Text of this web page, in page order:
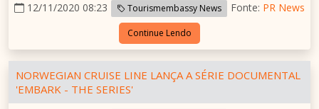
12/11/2020 08:23 Tourismembassy News Fonte: PR News
Continue Lendo
NORWEGIAN CRUISE LINE LANÇA A SÉRIE DOCUMENTAL
'EMBARK - THE SERIES'